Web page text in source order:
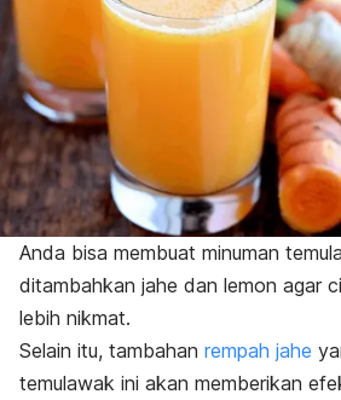
Anda bisa membuat minuman
ditambahkan jahe dan lemon agar
lebih nikmat.
Selain itu, tambahan rempah jahe
temulawak ini akan memberikan